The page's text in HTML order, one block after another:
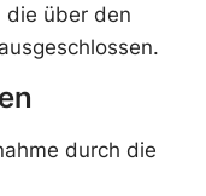
die über den
durch die